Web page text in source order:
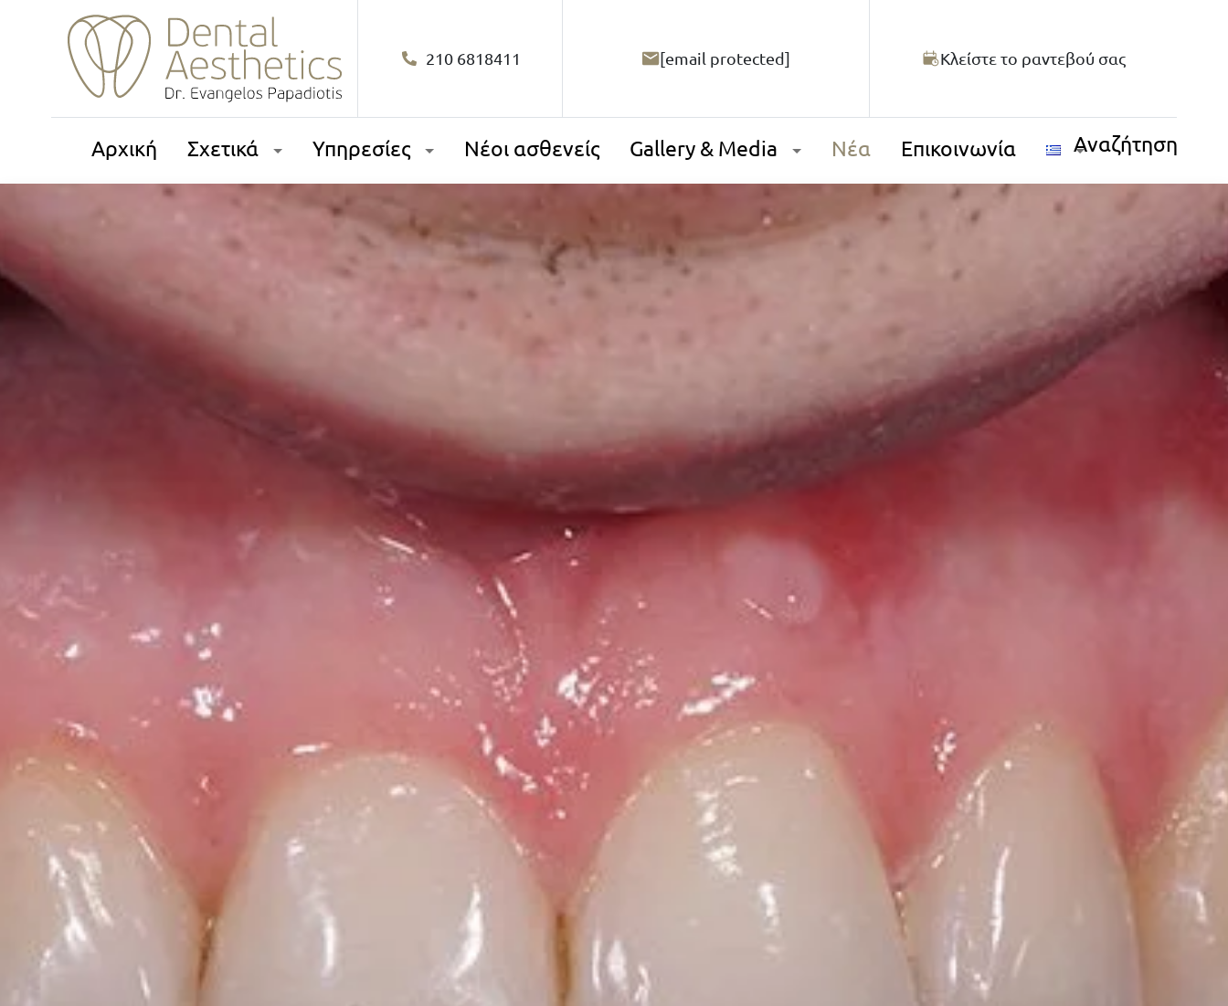
210 6818411 [email protected] Κλείστε το ραντεβού σας
Αρχική Σχετικά Υπηρεσίες Νέοι ασθενείς Gallery & Media Νέα Επικοινωνία Αναζήτηση